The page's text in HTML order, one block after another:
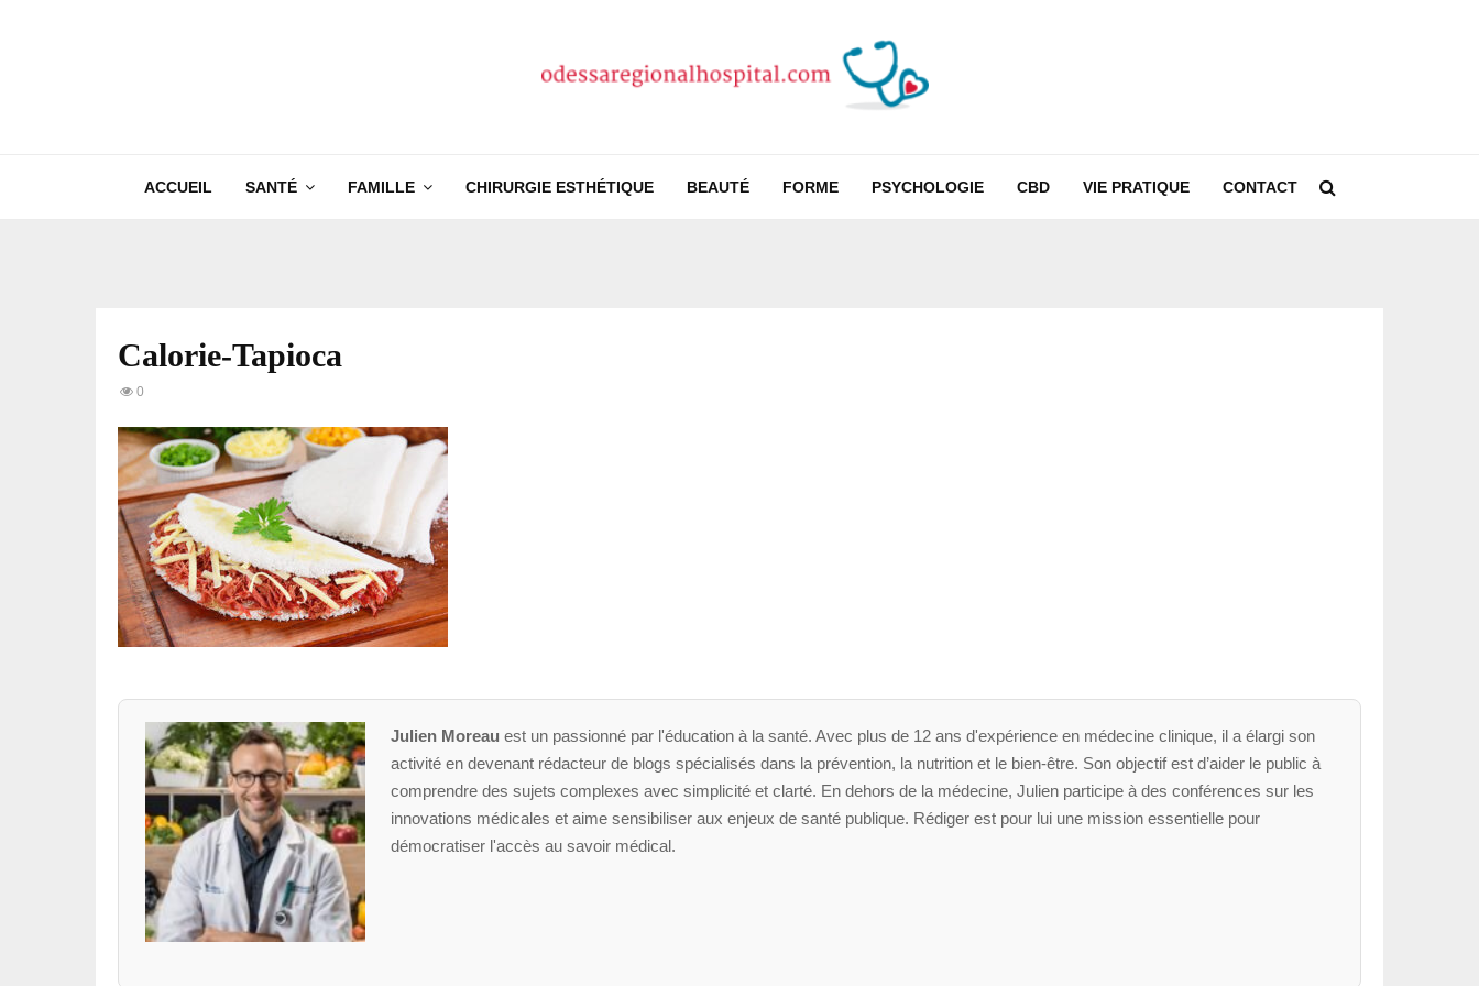
ACCUEIL SANTÉ FAMILLE CHIRURGIE ESTHÉTIQUE BEAUTÉ FORME PSYCHOLOGIE CBD VIE PRATIQUE CONTACT
Calorie-Tapioca
0
Julien Moreau est un passionné par l'éducation à la santé. Avec plus de 12 ans d'expérience en médecine clinique, il a élargi son
activité en devenant rédacteur de blogs spécialisés dans la prévention, la nutrition et le bien-être. Son objectif est d’aider le public à
comprendre des sujets complexes avec simplicité et clarté. En dehors de la médecine, Julien participe à des conférences sur les
innovations médicales et aime sensibiliser aux enjeux de santé publique. Rédiger est pour lui une mission essentielle pour
démocratiser l'accès au savoir médical.